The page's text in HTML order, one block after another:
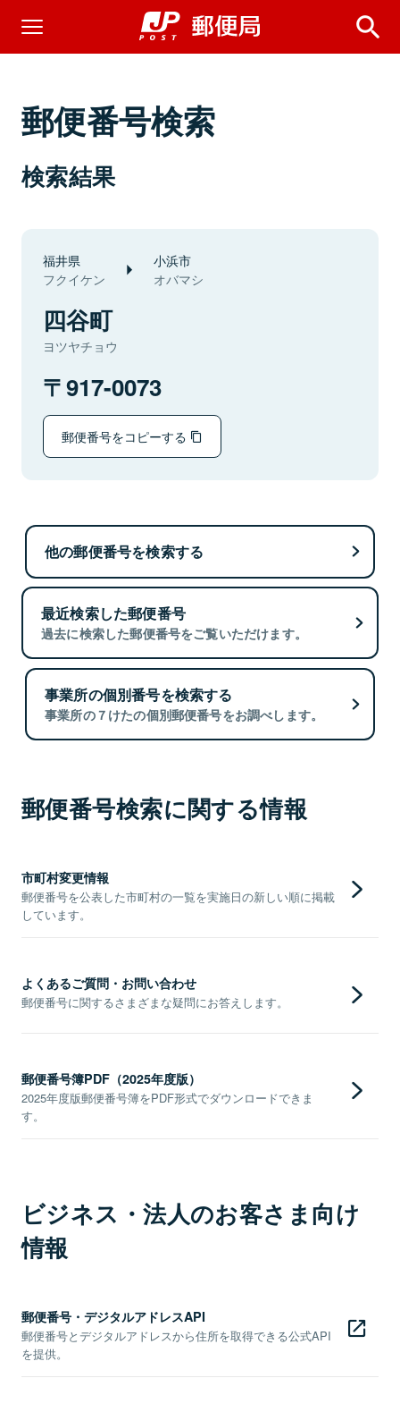
郵便番号検索
検索結果
福井県
フクイケン
小浜市
オバマシ
四谷町
ヨツヤチョウ
917-0073
郵便番号をコピーする
他の郵便番号を検索する
最近検索した郵便番号
過去に検索した郵便番号をご覧いただけます。
事業所の個別番号を検索する
事業所の７けたの個別郵便番号をお調べします。
郵便番号検索に関する情報
市町村変更情報
郵便番号を公表した市町村の一覧を実施日の新しい順に掲載
しています。
よくあるご質問・お問い合わせ
郵便番号に関するさまざまな疑問にお答えします。
郵便番号簿PDF（2025年度版）
2025年度版郵便番号簿をPDF形式でダウンロードできま
す。
ビジネス・法人のお客さま向け
情報
郵便番号・デジタルアドレスAPI
郵便番号とデジタルアドレスから住所を取得できる公式API
を提供。